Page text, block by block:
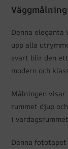
Denna
upp alla
svart blir den
modern och
Målningen
rummet djup
i
Denna